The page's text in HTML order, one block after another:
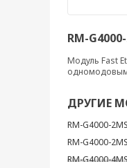
RM-
Модуль Fast
ДРУГИЕ
RM-G4000-
RM-G4000-
RM-G4000-